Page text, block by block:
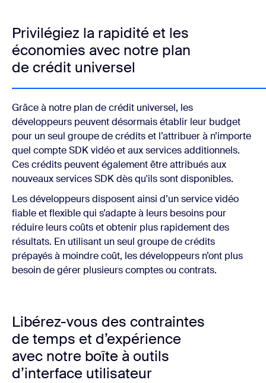
Privilégiez la rapidité et les
économies avec notre plan
de crédit universel
Grâce à notre plan de crédit universel, les
développeurs peuvent désormais établir leur budget
pour un seul groupe de crédits et l’attribuer à n’importe
quel compte SDK vidéo et aux services additionnels.
Ces crédits peuvent également être attribués aux
nouveaux services SDK dès qu'ils sont disponibles.
Les développeurs disposent ainsi d’un service vidéo
fiable et flexible qui s’adapte à leurs besoins pour
réduire leurs coûts et obtenir plus rapidement des
résultats. En utilisant un seul groupe de crédits
prépayés à moindre coût, les développeurs n’ont plus
besoin de gérer plusieurs comptes ou contrats.
Libérez-vous des contraintes
de temps et d’expérience
avec notre boîte à outils
d’interface utilisateur